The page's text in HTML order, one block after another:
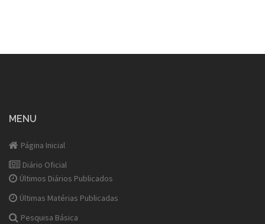
MENU
Página Inicial
Diário Oficial
Últimos Diários Publicados
Últimas Matérias Publicadas
Pesquisa Básica